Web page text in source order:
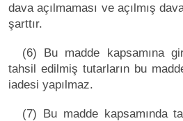
dava açılmaması ve açılmış
şarttır.
(6) Bu madde kapsamına
tahsil edilmiş tutarların bu
iadesi yapılmaz.
(7) Bu madde kapsamında